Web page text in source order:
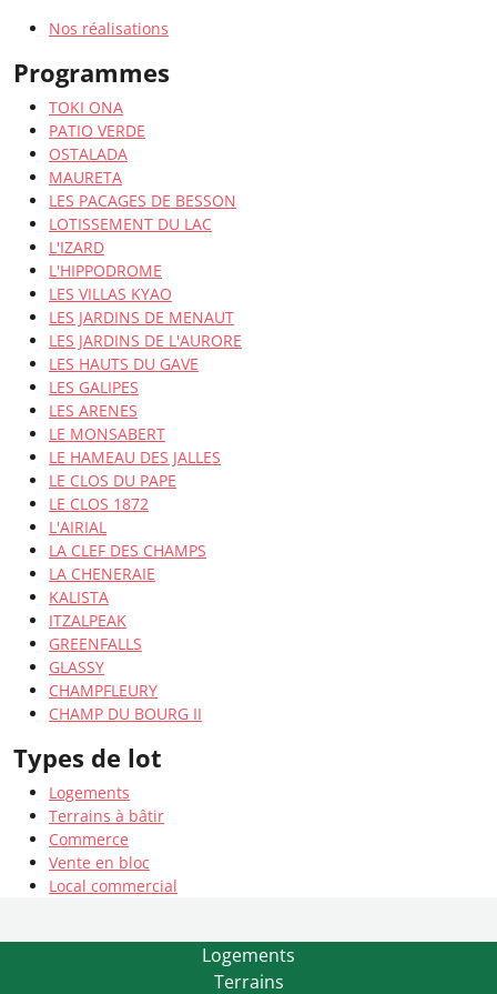
Nos réalisations
Programmes
TOKI ONA
PATIO VERDE
OSTALADA
MAURETA
LES PACAGES DE BESSON
LOTISSEMENT DU LAC
L'IZARD
L'HIPPODROME
LES VILLAS KYAO
LES JARDINS DE MENAUT
LES JARDINS DE L'AURORE
LES HAUTS DU GAVE
LES GALIPES
LES ARENES
LE MONSABERT
LE HAMEAU DES JALLES
LE CLOS DU PAPE
LE CLOS 1872
L'AIRIAL
LA CLEF DES CHAMPS
LA CHENERAIE
KALISTA
ITZALPEAK
GREENFALLS
GLASSY
CHAMPFLEURY
CHAMP DU BOURG II
Types de lot
Logements
Terrains à bâtir
Commerce
Vente en bloc
Local commercial
Logements
Terrains